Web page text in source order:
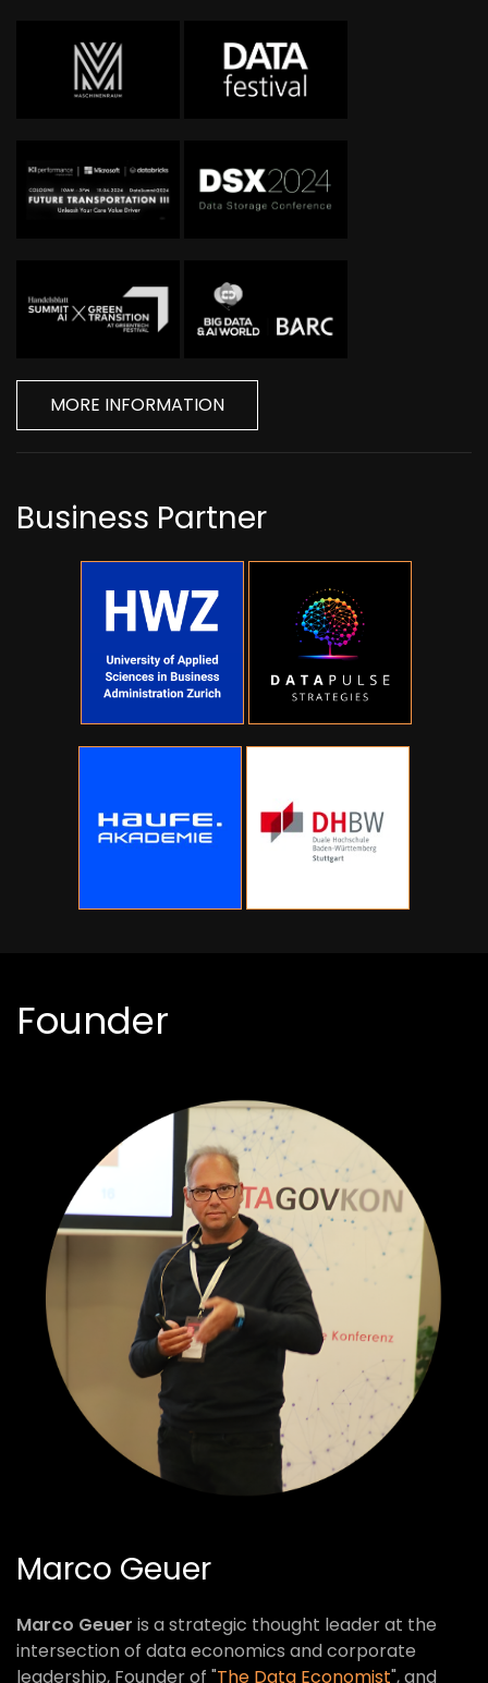
MORE INFORMATION
Business Partner
Founder
Marco Geuer
Marco Geuer is a strategic thought leader at the
intersection of data economics and corporate
leadership, Founder of "The Data Economist", and